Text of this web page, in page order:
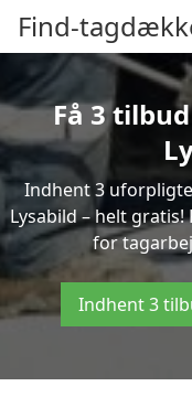
Find-
Få 3
Indhent 3
Lysabild – helt
for
Indhent 3